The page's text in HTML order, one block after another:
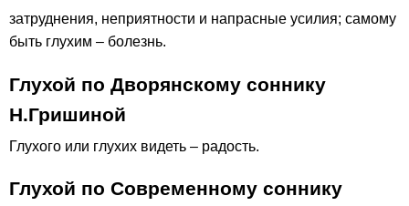
затруднения, неприятности и напрасные усилия; самому
быть глухим – болезнь.
Глухой по Дворянскому соннику
Н.Гришиной
Глухого или глухих видеть – радость.
Глухой по Современному соннику